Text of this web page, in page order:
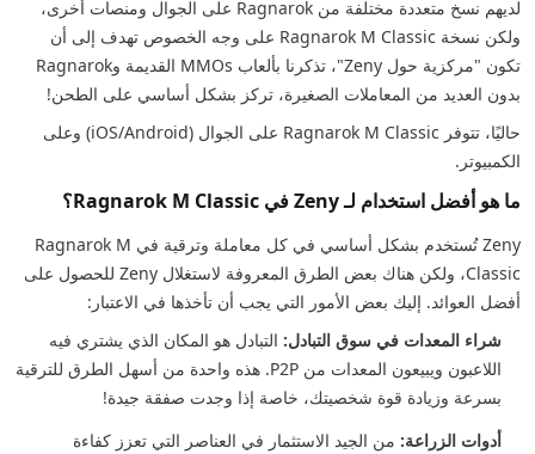
لديهم نسخ متعددة مختلفة من Ragnarok على الجوال ومنصات أخرى،
ولكن نسخة Ragnarok M Classic على وجه الخصوص تهدف إلى أن
تكون "مركزية حول Zeny"، تذكرنا بألعاب MMOs القديمة وRagnarok
بدون العديد من المعاملات الصغيرة، تركز بشكل أساسي على الطحن!
حاليًا، تتوفر Ragnarok M Classic على الجوال (iOS/Android) وعلى
الكمبيوتر.
ما هو أفضل استخدام لـ Zeny في Ragnarok M Classic؟
Zeny تُستخدم بشكل أساسي في كل معاملة وترقية في Ragnarok M
Classic، ولكن هناك بعض الطرق المعروفة لاستغلال Zeny للحصول على
أفضل العوائد. إليك بعض الأمور التي يجب أن تأخذها في الاعتبار:
شراء المعدات في سوق التبادل: التبادل هو المكان الذي يشتري فيه
اللاعبون ويبيعون المعدات من P2P. هذه واحدة من أسهل الطرق للترقية
بسرعة وزيادة قوة شخصيتك، خاصة إذا وجدت صفقة جيدة!
أدوات الزراعة: من الجيد الاستثمار في العناصر التي تعزز كفاءة